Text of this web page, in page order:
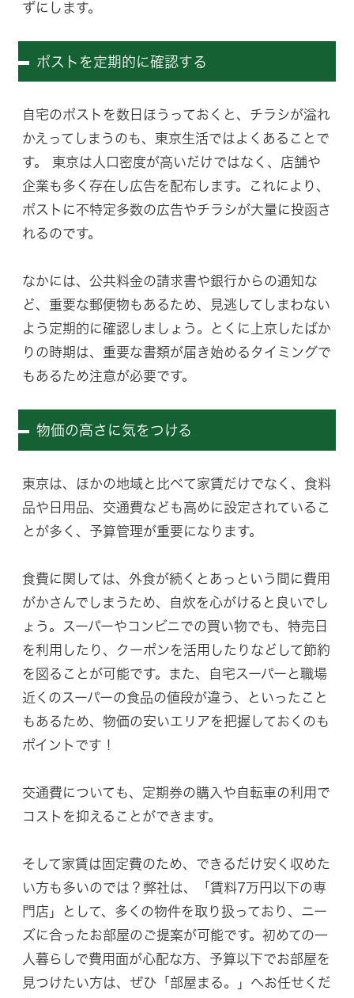
ずにします。
ポストを定期的に確認する
自宅のポストを数日ほうっておくと、チラシが溢れ
かえってしまうのも、東京生活ではよくあることで
す。 東京は人口密度が高いだけではなく、店舗や
企業も多く存在し広告を配布します。これにより、
ポストに不特定多数の広告やチラシが大量に投函さ
れるのです。
なかには、公共料金の請求書や銀行からの通知な
ど、重要な郵便物もあるため、見逃してしまわない
よう定期的に確認しましょう。とくに上京したばか
りの時期は、重要な書類が届き始めるタイミングで
もあるため注意が必要です。
物価の高さに気をつける
東京は、ほかの地域と比べて家賃だけでなく、食料
品や日用品、交通費なども高めに設定されているこ
とが多く、予算管理が重要になります。
食費に関しては、外食が続くとあっという間に費用
がかさんでしまうため、自炊を心がけると良いでし
ょう。スーパーやコンビニでの買い物でも、特売日
を利用したり、クーポンを活用したりなどして節約
を図ることが可能です。また、自宅スーパーと職場
近くのスーパーの食品の値段が違う、といったこと
もあるため、物価の安いエリアを把握しておくのも
ポイントです！
交通費についても、定期券の購入や自転車の利用で
コストを抑えることができます。
そして家賃は固定費のため、できるだけ安く収めた
い方も多いのでは？弊社は、「賃料7万円以下の専
門店」として、多くの物件を取り扱っており、ニー
ズに合ったお部屋のご提案が可能です。初めての一
人暮らしで費用面が心配な方、予算以下でお部屋を
見つけたい方は、ぜひ「部屋まる。」へお任せくだ